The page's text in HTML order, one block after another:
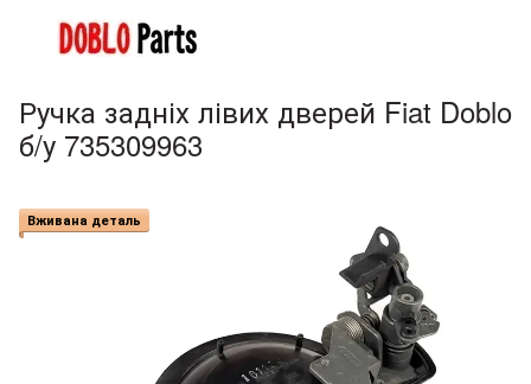
Ручка задніх лівих дверей Fiat Doblo
б/у 735309963
Вживана деталь